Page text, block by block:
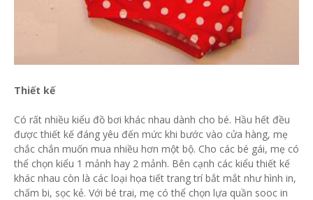
Thiết kế
Có rất nhiều kiểu đồ bơi khác nhau dành cho bé. Hầu hết đều
được thiết kế đáng yêu đến mức khi bước vào cửa hàng, mẹ
chắc chắn muốn mua nhiều hơn một bộ. Cho các bé gái, mẹ có
thể chọn kiểu 1 mảnh hay 2 mảnh. Bên cạnh các kiểu thiết kế
khác nhau còn là các loại họa tiết trang trí bắt mắt như hình in,
chấm bi, sọc kẻ. Với bé trai, mẹ có thể chọn lựa quần sooc in